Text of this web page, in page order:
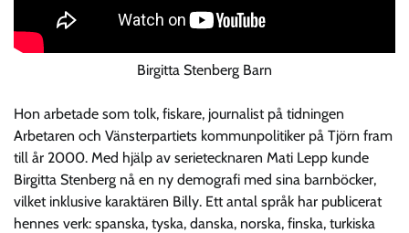
Birgitta Stenberg Barn
Hon arbetade som tolk, fiskare, journalist på tidningen
Arbetaren och Vänsterpartiets kommunpolitiker på Tjörn fram
till år 2000. Med hjälp av serietecknaren Mati Lepp kunde
Birgitta Stenberg nå en ny demografi med sina barnböcker,
vilket inklusive karaktären Billy. Ett antal språk har publicerat
hennes verk: spanska, tyska, danska, norska, finska, turkiska